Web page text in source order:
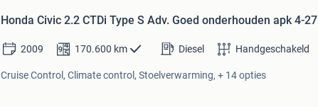
Honda Civic 2.2 CTDi Type S Adv. Goed onderhouden apk 4-27
2009 170.600 km Diesel Handgeschakeld
Cruise Control, Climate control, Stoelverwarming, + 14 opties